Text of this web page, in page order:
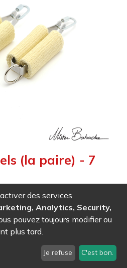
(la paire) - 7
Net : 0,086 Size :
- Ref (0908
des services
Analytics, Security,
pouvez toujours modifier ou
plus tard.
Je refuse C'est bon.